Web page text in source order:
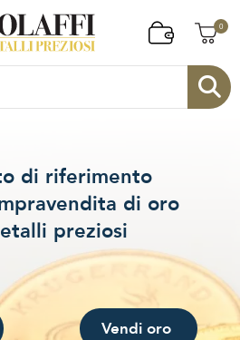
0
di riferimento
di oro
preziosi
Vendi oro